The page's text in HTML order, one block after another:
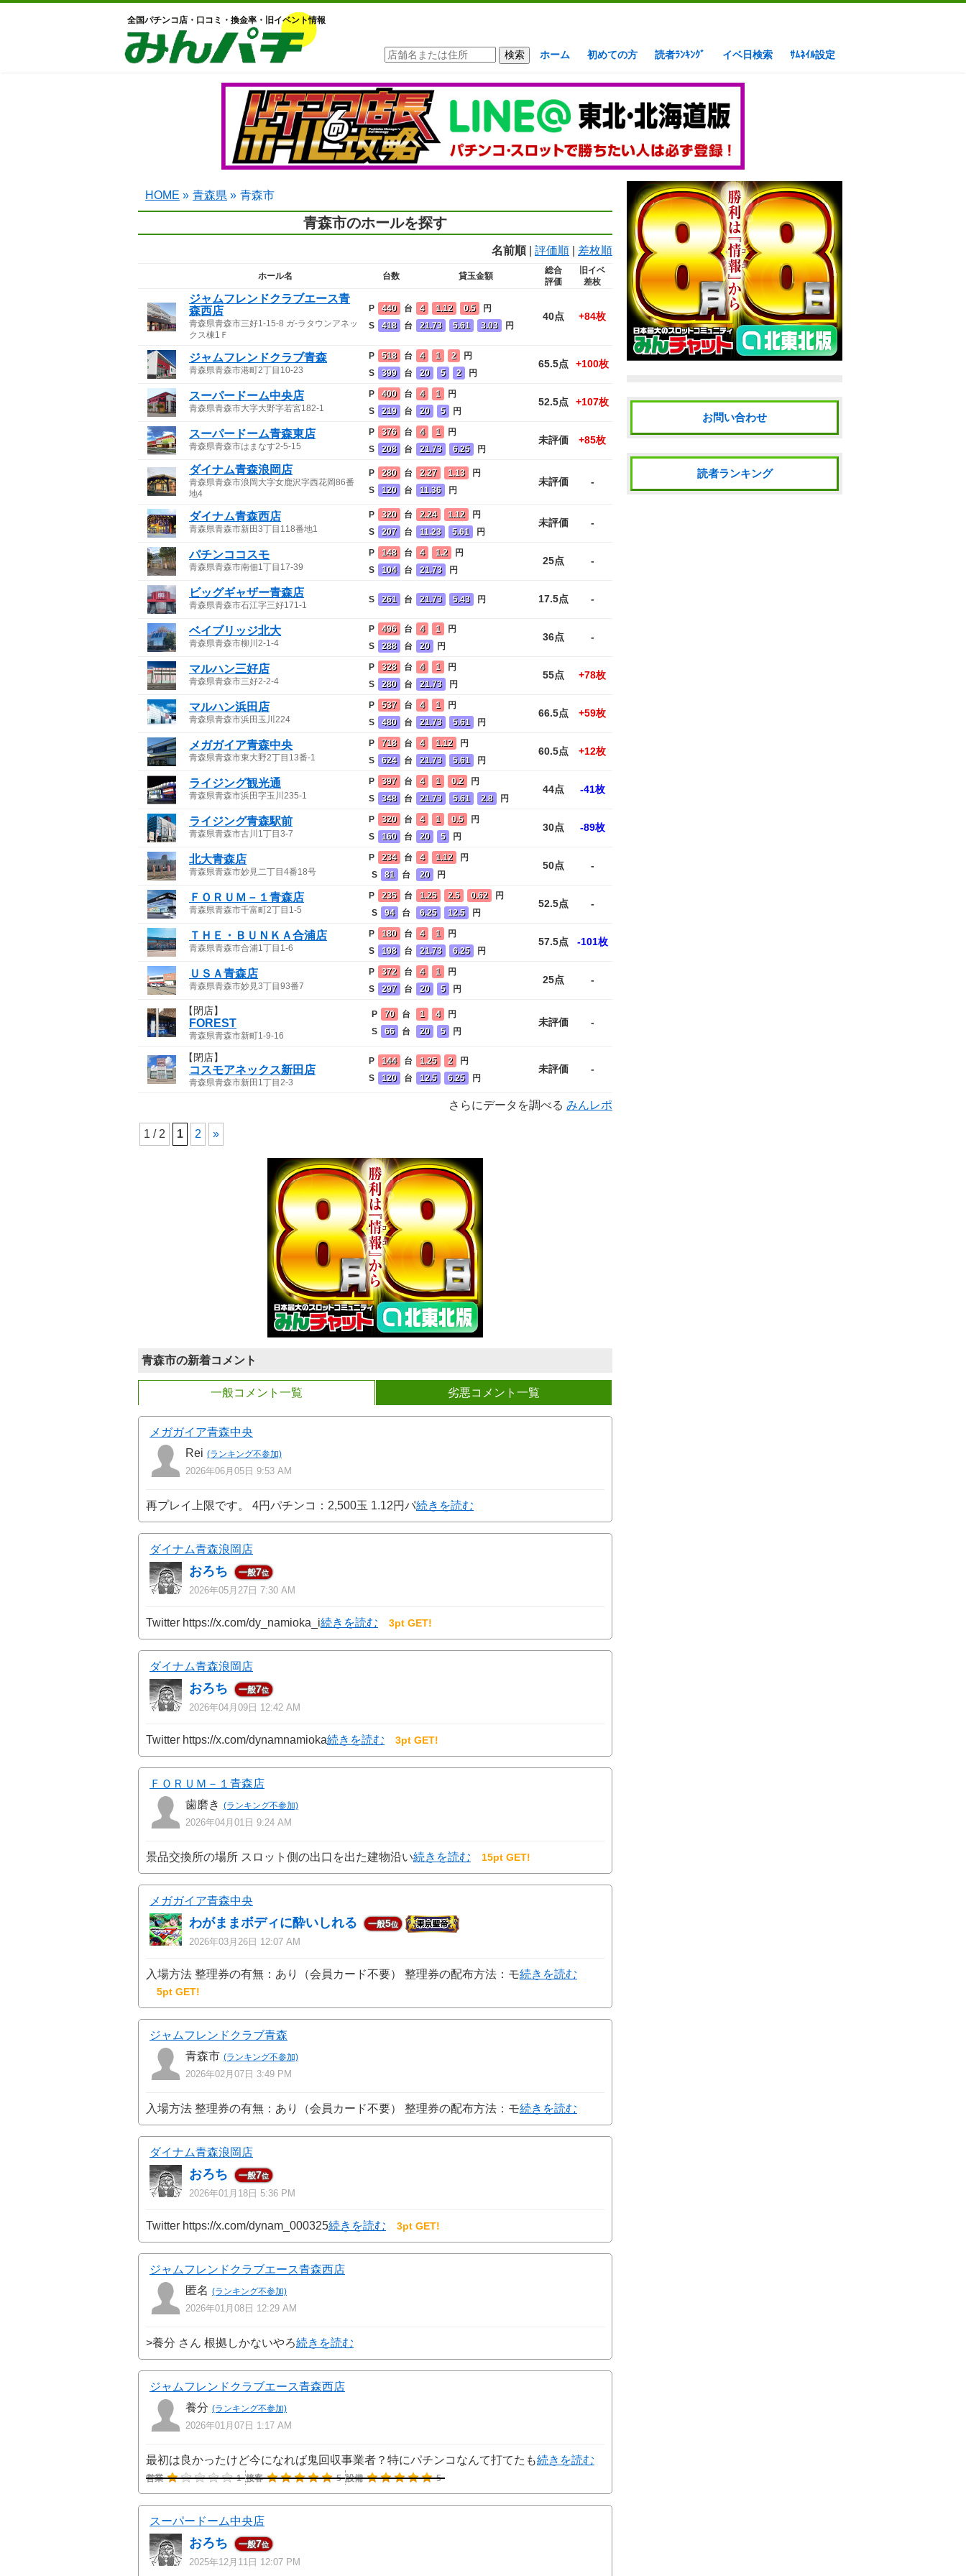
全国パチンコ店・口コミ・換金率・旧イベント情報
ホーム 初めての方 読者ﾗﾝｷﾝｸﾞ イベ日検索 ｻﾑﾈｲﾙ設定
HOME » 青森県 » 青森市
青森市のホールを探す
名前順| 評価順 差枚順
ホール名 台数 貸玉金額
総合
評価
旧イベ
差枚
ジャムフレンドクラブエース青
森西店
青森県青森市三好1-15-8 ガ-ラタウンアネッ
クス棟1Ｆ
P 440
台
S
418 台
4 1.12 0.5
円
21.73
5.61 3.03 円
40点 +84枚
ジャムフレンドクラブ青森
青森県青森市港町2丁目10-23
P 518
台
S
399 台
4 1 2
円
20
5 2 円
65.5点 +100枚
スーパードーム中央店
青森県青森市大字大野字若宮182-1
P 400
台
S
219 台
4 1
円
20
5 円
52.5点 +107枚
スーパードーム青森東店
青森県青森市はまなす2-5-15
P 376
台
S
208 台
4 1
円
21.73
6.25 円
未評価 +85枚
ダイナム青森浪岡店
青森県青森市浪岡大字女鹿沢字西花岡86番
地4
P 280
台
S
120 台
2.27 1.13
円
11.36
円
未評価 -
ダイナム青森西店
青森県青森市新田3丁目118番地1
P 320
台
S
207 台
2.24 1.12
円
11.23
5.61 円
未評価 -
パチンココスモ
青森県青森市南佃1丁目17-39
P 148
台
S
104 台
4 1.2
円
21.73
円
25点 -
ビッグギャザー青森店
青森県青森市石江字三好171-1
S 261 台 21.73 5.43 円 17.5点 -
ベイブリッジ北大
青森県青森市柳川2-1-4
P 496
台
S
288 台
4 1
円
20
円
36点 -
マルハン三好店
青森県青森市三好2-2-4
P 328
台
S
280 台
4 1
円
21.73
円
55点 +78枚
マルハン浜田店
青森県青森市浜田玉川224
P 537
台
S
480 台
4 1
円
21.73
5.61 円
66.5点 +59枚
メガガイア青森中央
青森県青森市東大野2丁目13番-1
P 718
台
S
624 台
4 1.12
円
21.73
5.61 円
60.5点 +12枚
ライジング観光通
青森県青森市浜田字玉川235-1
P 397
台
S
348 台
4 1 0.2
円
21.73
5.61 2.8 円
44点 -41枚
ライジング青森駅前
青森県青森市古川1丁目3-7
P 320
台
S
160 台
4 1 0.5
円
20
5 円
30点 -89枚
北大青森店
青森県青森市妙見二丁目4番18号
P 234
台
S
81 台
4 1.12
円
20
円
50点 -
ＦＯＲＵＭ－１青森店
青森県青森市千富町2丁目1-5
P 235
台
S
94 台
1.25 2.5 0.62
円
6.25
12.5 円
52.5点 -
ＴＨＥ・ＢＵＮＫＡ合浦店
青森県青森市合浦1丁目1-6
P 180
台
S
198 台
4 1
円
21.73
6.25 円
57.5点 -101枚
ＵＳＡ青森店
青森県青森市妙見3丁目93番7
P 372
台
S
297 台
4 1
円
20
5 円
25点 -
【閉店】
FOREST
青森県青森市新町1-9-16
P 70
台
S
66 台
1 4
円
20
5 円
未評価 -
【閉店】
コスモアネックス新田店
青森県青森市新田1丁目2-3
P 144
台
S
120 台
1.25 2
円
12.5
6.25 円
未評価 -
さらにデータを調べる みんレポ
1 / 2 1 2 »
青森市の新着コメント
一般コメント一覧 劣悪コメント一覧
メガガイア青森中央
Rei (ランキング不参加)
2026年06月05日 9:53 AM
再プレイ上限です。 4円パチンコ：2,500玉 1.12円パ続きを読む
ダイナム青森浪岡店
おろち 一般7位
2026年05月27日 7:30 AM
Twitter https://x.com/dy_namioka_i続きを読む 3pt GET!
ダイナム青森浪岡店
おろち 一般7位
2026年04月09日 12:42 AM
Twitter https://x.com/dynamnamioka続きを読む 3pt GET!
ＦＯＲＵＭ－１青森店
歯磨き (ランキング不参加)
2026年04月01日 9:24 AM
景品交換所の場所 スロット側の出口を出た建物沿い続きを読む 15pt GET!
メガガイア青森中央
わがままボディに酔いしれる 一般5位
2026年03月26日 12:07 AM
入場方法 整理券の有無：あり（会員カード不要） 整理券の配布方法：モ続きを読む
5pt GET!
ジャムフレンドクラブ青森
青森市 (ランキング不参加)
2026年02月07日 3:49 PM
入場方法 整理券の有無：あり（会員カード不要） 整理券の配布方法：モ続きを読む
ダイナム青森浪岡店
おろち 一般7位
2026年01月18日 5:36 PM
Twitter https://x.com/dynam_000325続きを読む 3pt GET!
ジャムフレンドクラブエース青森西店
匿名 (ランキング不参加)
2026年01月08日 12:29 AM
>養分 さん 根拠しかないやろ続きを読む
ジャムフレンドクラブエース青森西店
養分 (ランキング不参加)
2026年01月07日 1:17 AM
最初は良かったけど今になれば鬼回収事業者？特にパチンコなんて打てたも続きを読む
営業 1 接客 5 設備 5
スーパードーム中央店
おろち 一般7位
2025年12月11日 12:07 PM
お問い合わせ
読者ランキング